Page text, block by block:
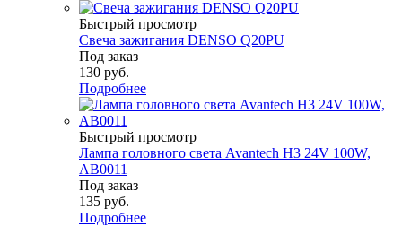
Быстрый просмотр
Свеча зажигания DENSO Q20PU
Под заказ
130 руб.
Подробнее
Быстрый просмотр
Лампа головного света Avantech H3 24V 100W,
AB0011
Под заказ
135 руб.
Подробнее